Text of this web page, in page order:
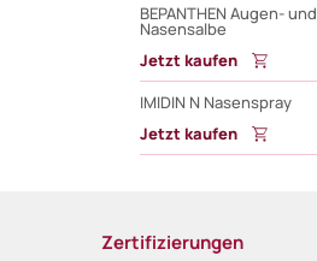
BEPANTHEN Augen- und
Nasensalbe
Jetzt kaufen
IMIDIN N Nasenspray
Jetzt kaufen
Zertifizierungen